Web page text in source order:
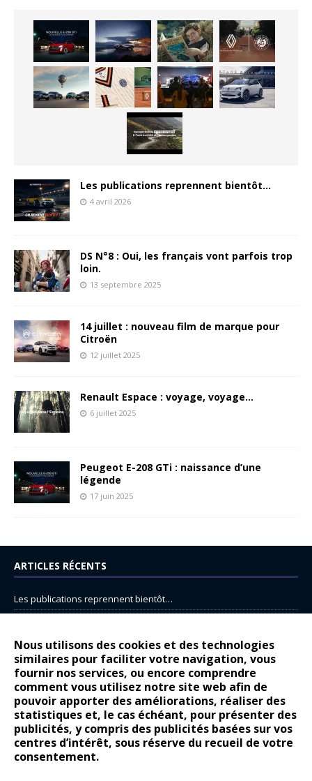
Nous utilisons des cookies et des technologies
similaires pour faciliter votre navigation, vous
fournir nos services, ou encore comprendre
comment vous utilisez notre site web afin de
pouvoir apporter des améliorations, réaliser des
statistiques et, le cas échéant, pour présenter des
publicités, y compris des publicités basées sur vos
centres d’intérêt, sous réserve du recueil de votre
consentement.
Les publications reprennent bientôt…
4 avril 2026
DS N°8 : Oui, les français vont parfois trop
loin.
13 septembre 2025
14 juillet : nouveau film de marque pour
Citroën
12 juillet 2025
Renault Espace : voyage, voyage…
6 juillet 2025
Peugeot E-208 GTi : naissance d’une
légende
17 juin 2025
ARTICLES RÉCENTS
Les publications reprennent bientôt…
14 juillet : nouveau film de marque pour Citroën
Renault Espace : voyage, voyage…
Peugeot E-208 GTi : naissance d’une légende
COMMENTAIRES RÉCENTS
Bernard DardartdansDacia Sandero : pour les gens vrais